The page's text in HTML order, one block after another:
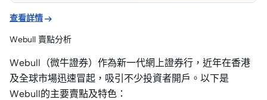
查看詳情
Webull 賣點分析
Webull（微牛證券）作為新一代網上證券行，近年在香港
及全球市場迅速冒起，吸引不少投資者開戶。以下是
Webull的主要賣點及特色：